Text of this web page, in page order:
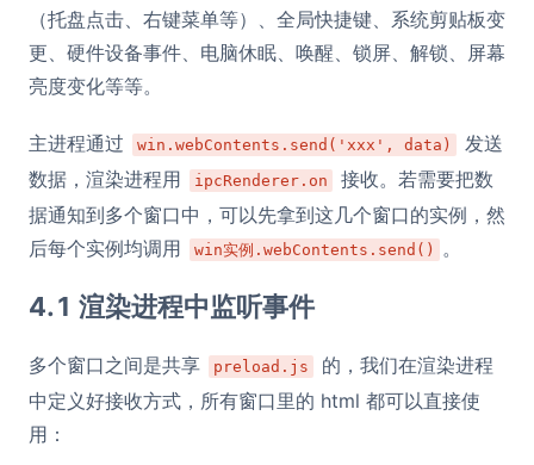
（托盘点击、右键菜单等）、全局快捷键、系统剪贴板变
更、硬件设备事件、电脑休眠、唤醒、锁屏、解锁、屏幕
亮度变化等等。
主进程通过 win.webContents.send('xxx', data)
发送
数据，渲染进程用
ipcRenderer.on
接收。若需要把数
据通知到多个窗口中，可以先拿到这几个窗口的实例，然
后每个实例均调用
win实例.webContents.send() 。
4.1 渲染进程中监听事件
多个窗口之间是共享 preload.js
的，我们在渲染进程
中定义好接收方式，所有窗口里的 html 都可以直接使
用：